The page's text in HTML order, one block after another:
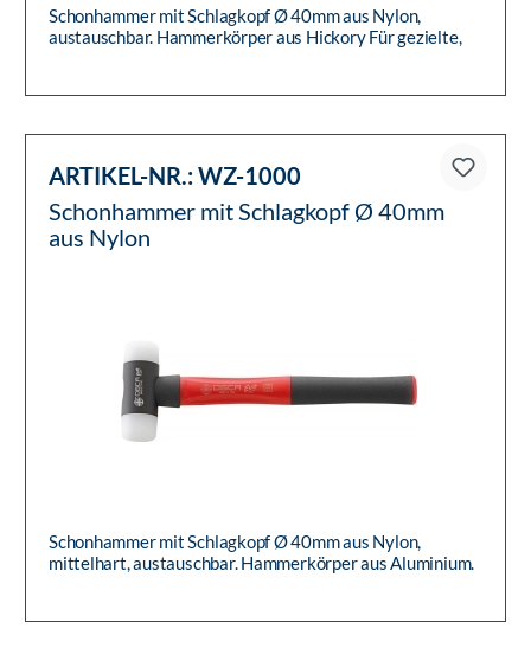
Schonhammer mit Schlagkopf Ø 40mm aus Nylon,
austauschbar. Hammerkörper aus Hickory Für gezielte,
ARTIKEL-NR.:WZ-1000
Schonhammer mit Schlagkopf Ø 40mm
aus Nylon
Schonhammer mit Schlagkopf Ø 40mm aus Nylon,
mittelhart, austauschbar. Hammerkörper aus Aluminium.